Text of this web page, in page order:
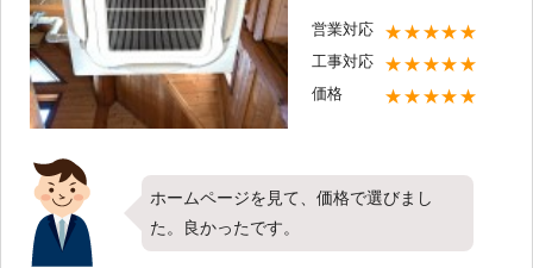
がございましたらすぐにご相談くださ
い。またのご利用を心よりお待ちしてお
ります。
営業対応 ★★★★★
工事対応 ★★★★★
価格 ★★★★★
ホームページを見て、価格で選びまし
た。良かったです。